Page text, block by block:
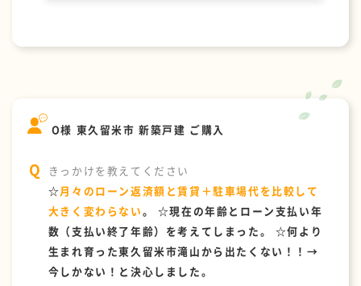
O様 東久留米市 新築戸建 ご購入
きっかけを教えてください
☆月々のローン返済額と賃貸＋駐車場代を比較して
大きく変わらない。 ☆現在の年齢とローン支払い年
数（支払い終了年齢）を考えてしまった。 ☆何より
生まれ育った東久留米市滝山から出たくない！！→
今しかない！と決心しました。